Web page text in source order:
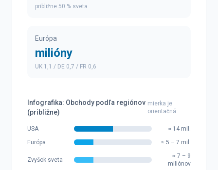
približne 50 % sveta
Európa
milióny
UK 1,1 / DE 0,7 / FR 0,6
Infografika: Obchody podľa regiónov
(približne)
mierka je
orientačná
USA
≈ 14 mil.
Európa
≈ 5 – 7 mil.
Zvyšok sveta
≈ 7 – 9
miliónov